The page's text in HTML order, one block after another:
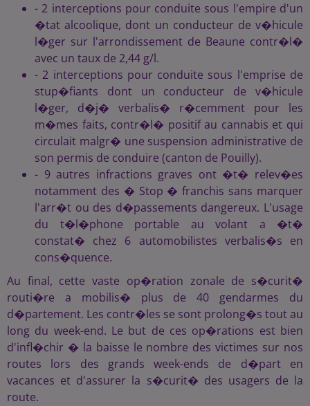
- 2 interceptions pour conduite sous l'empire d'un
�tat alcoolique, dont un conducteur de v�hicule
l�ger sur l'arrondissement de Beaune contr�l�
avec un taux de 2,44 g/l.
- 2 interceptions pour conduite sous l'emprise de
stup�fiants dont un conducteur de v�hicule
l�ger, d�j� verbalis� r�cemment pour les
m�mes faits, contr�l� positif au cannabis et qui
circulait malgr� une suspension administrative de
son permis de conduire (canton de Pouilly).
- 9 autres infractions graves ont �t� relev�es
notamment des � Stop � franchis sans marquer
l'arr�t ou des d�passements dangereux. L'usage
du t�l�phone portable au volant a �t�
constat� chez 6 automobilistes verbalis�s en
cons�quence.
Au final, cette vaste op�ration zonale de s�curit�
routi�re a mobilis� plus de 40 gendarmes du
d�partement. Les contr�les se sont prolong�s tout au
long du week-end. Le but de ces op�rations est bien
d'infl�chir � la baisse le nombre des victimes sur nos
routes lors des grands week-ends de d�part en
vacances et d'assurer la s�curit� des usagers de la
route.